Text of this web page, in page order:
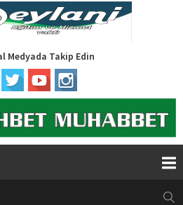
Medyada Takip Edin